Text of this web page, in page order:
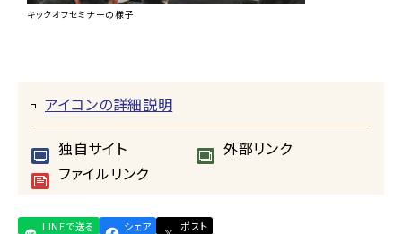
キックオフセミナーの様子
アイコンの詳細説明
独自サイト
外部リンク
ファイルリンク
LINEで送る シェア ポスト